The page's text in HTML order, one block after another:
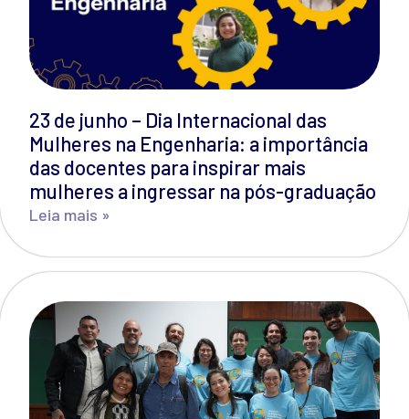
23 de junho – Dia Internacional das
Mulheres na Engenharia: a importância
das docentes para inspirar mais
mulheres a ingressar na pós-graduação
Leia mais »